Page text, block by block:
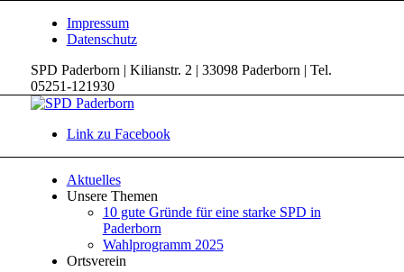
Impressum
Datenschutz
SPD Paderborn | Kilianstr. 2 | 33098 Paderborn | Tel.
05251-121930
Link zu Facebook
Aktuelles
Unsere Themen
10 gute Gründe für eine starke SPD in
Paderborn
Wahlprogramm 2025
Ortsverein